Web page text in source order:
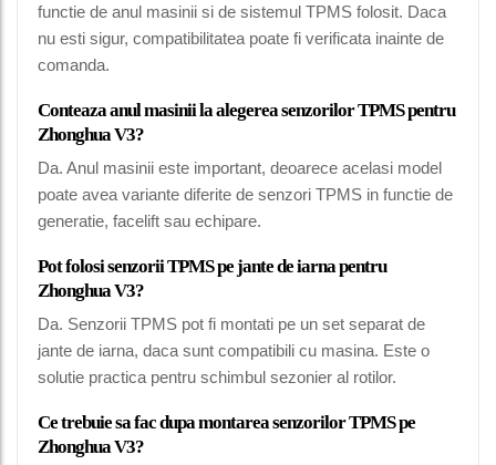
functie de anul masinii si de sistemul TPMS folosit. Daca
nu esti sigur, compatibilitatea poate fi verificata inainte de
comanda.
Conteaza anul masinii la alegerea senzorilor TPMS pentru
Zhonghua V3?
Da. Anul masinii este important, deoarece acelasi model
poate avea variante diferite de senzori TPMS in functie de
generatie, facelift sau echipare.
Pot folosi senzorii TPMS pe jante de iarna pentru
Zhonghua V3?
Da. Senzorii TPMS pot fi montati pe un set separat de
jante de iarna, daca sunt compatibili cu masina. Este o
solutie practica pentru schimbul sezonier al rotilor.
Ce trebuie sa fac dupa montarea senzorilor TPMS pe
Zhonghua V3?